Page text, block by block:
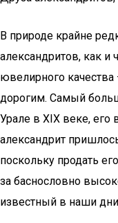
В природе крайне
александритов, как
ювелирного
дорогим. Самый
Урале в XIX веке, его
александрит
поскольку продать
за баснословно
известный в наши